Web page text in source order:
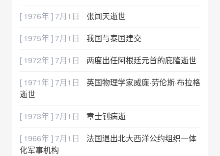
[ 1976年 ] 7月1日
张闻天逝世
[ 1975年 ] 7月1日
我国与泰国建交
[ 1972年 ] 7月1日
两度出任阿根廷元首的庇隆逝世
[ 1971年 ] 7月1日
英国物理学家威廉·劳伦斯·布拉格
逝世
[ 1973年 ] 7月1日
章士钊病逝
[ 1966年 ] 7月1日
法国退出北大西洋公约组织一体
化军事机构